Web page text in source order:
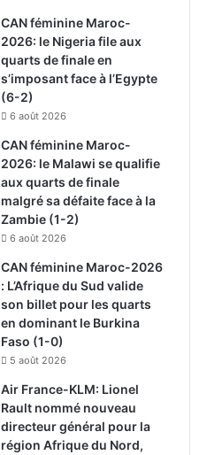
CAN féminine Maroc-
2026: le Nigeria file aux
quarts de finale en
s’imposant face à l’Egypte
(6-2)
6 août 2026
CAN féminine Maroc-
2026: le Malawi se qualifie
aux quarts de finale
malgré sa défaite face à la
Zambie (1-2)
6 août 2026
CAN féminine Maroc-2026
: L’Afrique du Sud valide
son billet pour les quarts
en dominant le Burkina
Faso (1-0)
5 août 2026
Air France-KLM: Lionel
Rault nommé nouveau
directeur général pour la
région Afrique du Nord,